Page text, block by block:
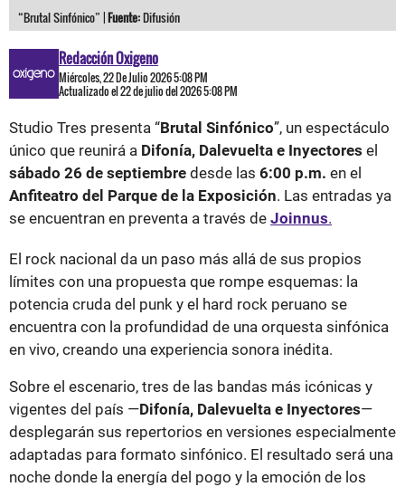
“Brutal Sinfónico” |Fuente:Difusión
Redacción Oxigeno
Miércoles, 22 De Julio 2026 5:08 PM
Actualizado el 22 de julio del 2026 5:08 PM
Studio Tres presenta “Brutal Sinfónico”, un espectáculo
único que reunirá a Difonía, Dalevuelta e Inyectores el
sábado 26 de septiembre desde las 6:00 p.m. en el
Anfiteatro del Parque de la Exposición. Las entradas ya
se encuentran en preventa a través de Joinnus.
El rock nacional da un paso más allá de sus propios
límites con una propuesta que rompe esquemas: la
potencia cruda del punk y el hard rock peruano se
encuentra con la profundidad de una orquesta sinfónica
en vivo, creando una experiencia sonora inédita.
Sobre el escenario, tres de las bandas más icónicas y
vigentes del país —Difonía, Dalevuelta e Inyectores—
desplegarán sus repertorios en versiones especialmente
adaptadas para formato sinfónico. El resultado será una
noche donde la energía del pogo y la emoción de los